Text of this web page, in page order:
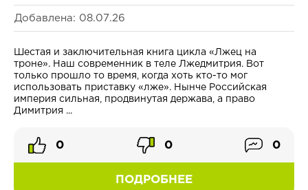
Добавлена: 08.07.26
Шестая и заключительная книга цикла «Лжец на
троне». Наш современник в теле Лжедмитрия. Вот
только прошло то время, когда хоть кто-то мог
использовать приставку «лже». Нынче Российская
империя сильная, продвинутая держава, а право
Димитрия ...
ПОДРОБНЕЕ
0 0 0